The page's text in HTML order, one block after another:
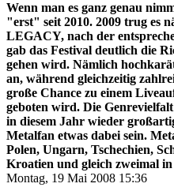
Wenn man es ganz genau
"erst" seit 2010. 2009 trug es
LEGACY, nach der
gab das Festival deutlich die
gehen wird. Nämlich
an, während gleichzeitig
große Chance zu einem
geboten wird. Die
in diesem Jahr wieder
Metalfan etwas dabei sein.
Polen, Ungarn, Tschechien,
Kroatien und gleich zweimal
Montag, 19 Mai 2008 15:36